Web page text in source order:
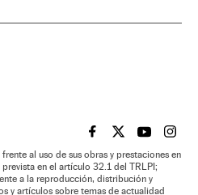
EL PAÍS BRASIL EN
EL PAÍSEL PAÍS
EL
al uso de sus obras y prestaciones en
en el artículo 32.1 del TRLPI;
a la reproducción, distribución y
y artículos sobre temas de actualidad